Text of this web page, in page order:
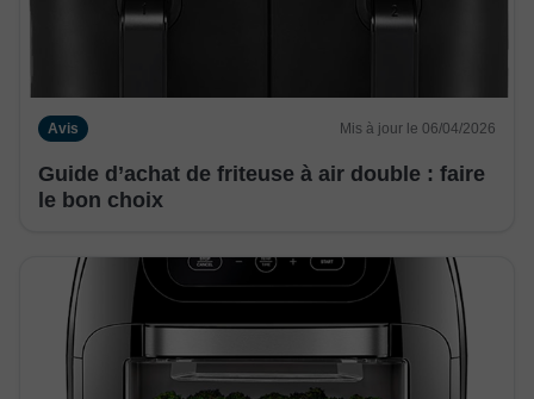
Avis Mis à jour le 06/04/2026
Guide d’achat de friteuse à air double : faire
le bon choix